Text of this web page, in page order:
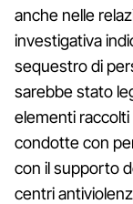
anche nelle
investigativa
sequestro di
sarebbe stato
elementi
condotte con
con il supporto
centri